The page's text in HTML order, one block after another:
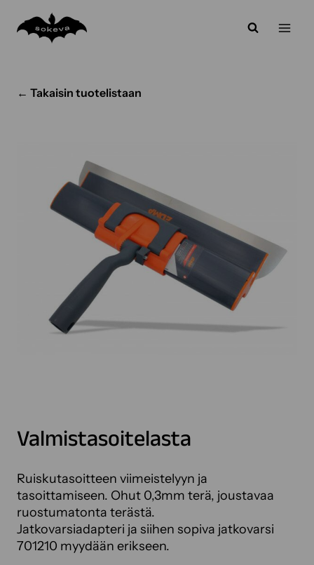
sisältöön
← Takaisin tuotelistaan
Valmistasoitelasta
Ruiskutasoitteen viimeistelyyn ja
tasoittamiseen. Ohut 0,3mm terä, joustavaa
ruostumatonta terästä.
Jatkovarsiadapteri ja siihen sopiva jatkovarsi
701210 myydään erikseen.